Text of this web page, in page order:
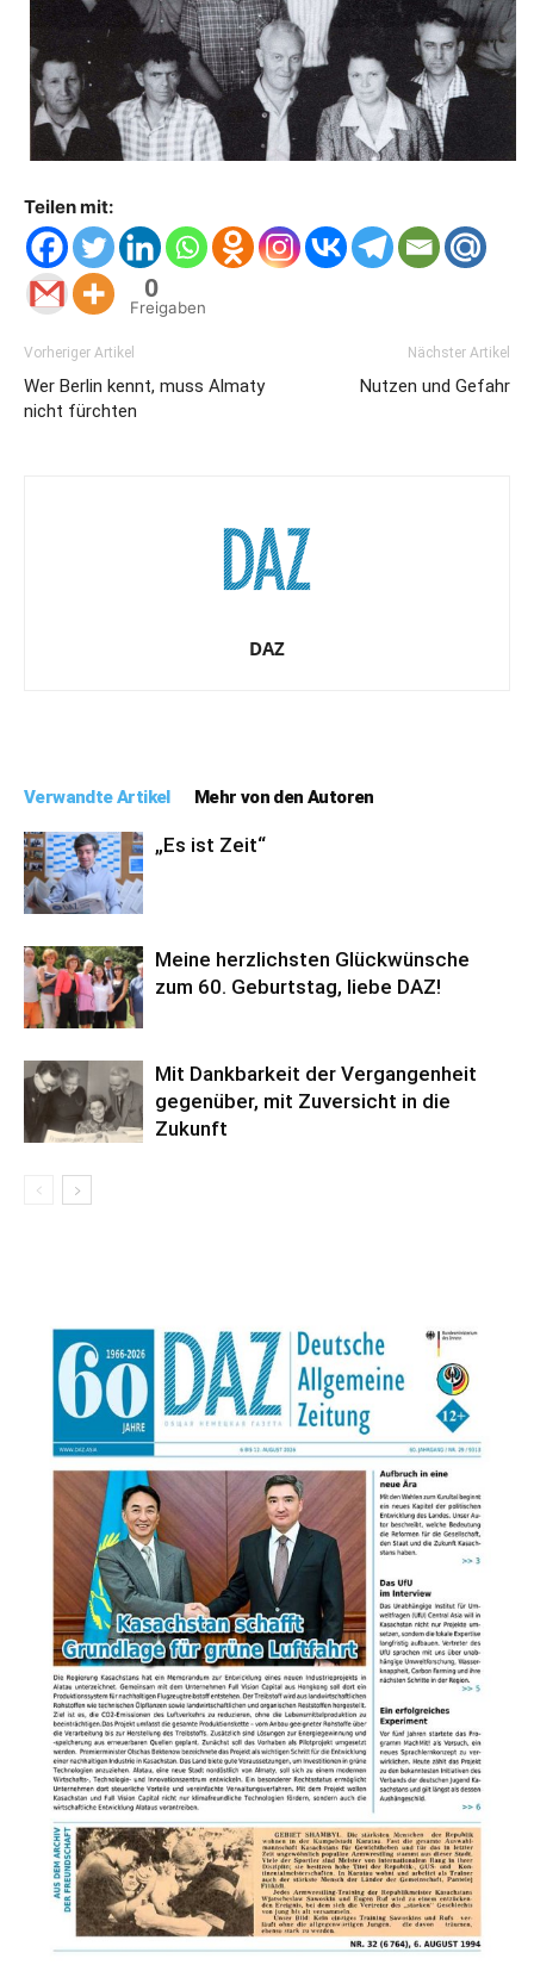
Teilen mit:
0
Freigaben
Vorheriger Artikel
Wer Berlin kennt, muss Almaty
nicht fürchten
Nächster Artikel
Nutzen und Gefahr
DAZ
Verwandte Artikel Mehr von den Autoren
„Es ist Zeit“
Meine herzlichsten Glückwünsche
zum 60. Geburtstag, liebe DAZ!
Mit Dankbarkeit der Vergangenheit
gegenüber, mit Zuversicht in die
Zukunft